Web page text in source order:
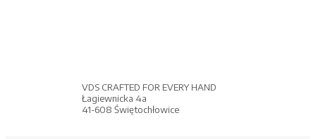
VDS CRAFTED FOR EVERY HAND
Łagiewnicka 4a
41-608 Świętochłowice